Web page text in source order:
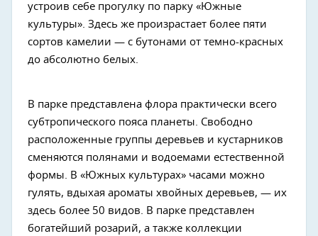
устроив себе прогулку по парку «Южные
культуры». Здесь же произрастает более пяти
сортов камелии — с бутонами от темно-красных
до абсолютно белых.
В парке представлена флора практически всего
субтропического пояса планеты. Свободно
расположенные группы деревьев и кустарников
сменяются полянами и водоемами естественной
формы. В «Южных культурах» часами можно
гулять, вдыхая ароматы хвойных деревьев, — их
здесь более 50 видов. В парке представлен
богатейший розарий, а также коллекции